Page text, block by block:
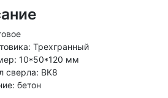
Трехгранный
10*50*120 мм
сверла: ВК8
бетон